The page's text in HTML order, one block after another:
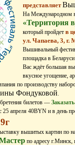
представляет
На Международном
«Территория
который пройдет в
ул. Чапаева, 3,
Вышивальный
площадка в
Вас ждёт большая
вкусное угощение,
по производству
Фондуковой.
билетов —
25 апреля 40BYN и в день
вышитых картин по
по адресу г.Минск,